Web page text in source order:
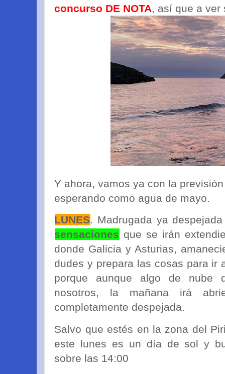
concurso DE NOTA, así que a ver
Y ahora, vamos ya con la
esperando como agua de mayo.
LUNES. Madrugada ya
sensaciones que se irán
donde Galicia y Asturias,
dudes y prepara las cosas para ir
porque aunque algo de nube
nosotros, la mañana irá
completamente despejada.
Salvo que estés en la zona del
este lunes es un día de sol y
sobre las 14:00